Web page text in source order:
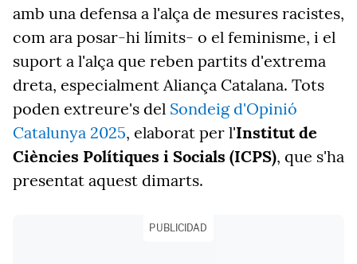
amb una defensa a l'alça de mesures racistes,
com ara posar-hi límits- o el feminisme, i el
suport a l'alça que reben partits d'extrema
dreta, especialment Aliança Catalana. Tots
poden extreure's del Sondeig d'Opinió
Catalunya 2025, elaborat per l'Institut de
Ciències Polítiques i Socials (ICPS), que s'ha
presentat aquest dimarts.
PUBLICIDAD